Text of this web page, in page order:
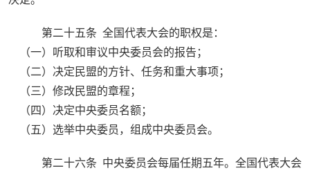
第二十五条 全国代表大会的职权是：
（一）听取和审议中央委员会的报告；
（二）决定民盟的方针、任务和重大事项；
（三）修改民盟的章程；
（四）决定中央委员名额；
（五）选举中央委员，组成中央委员会。
第二十六条 中央委员会每届任期五年。全国代表大会